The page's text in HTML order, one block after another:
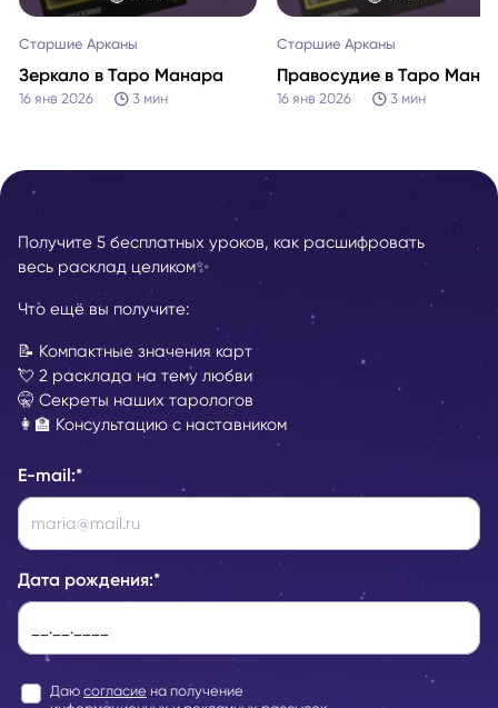
Старшие Арканы
Зеркало в Таро Манара
16 янв 2026 3 мин
Старшие Арканы
Правосудие в Таро
16 янв 2026 3 мин
Получите 5 бесплатных уроков, как расшифровать
весь расклад целиком✨
Что ещё вы получите:
📝 Компактные значения карт
💘 2 расклада на тему любви
🤫 Секреты наших тарологов
👩‍🏫 Консультацию с наставником
E-mail:*
Дата рождения:*
Даю согласие на получение